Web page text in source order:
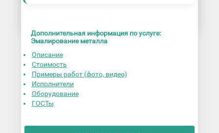
Дополнительная информация по услуге:
Эмалирование металла
Описание
Стоимость
Примеры работ (фото, видео)
Исполнители
Оборудование
ГОСТы